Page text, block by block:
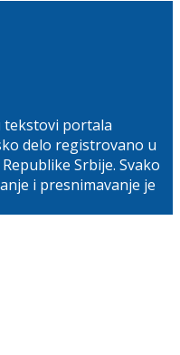
tekstovi portala
delo registrovano u
Srbije. Svako
i presnimavanje je